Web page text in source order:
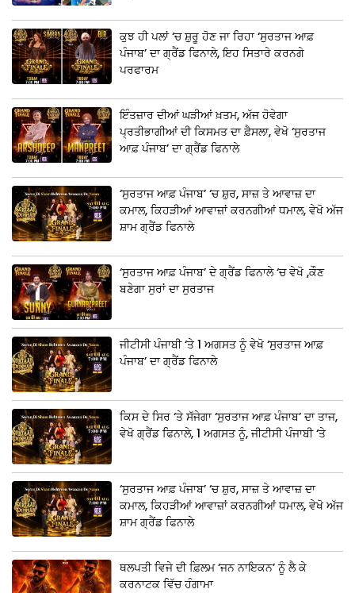
ਕੁਝ ਹੀ ਪਲਾਂ ‘ਚ ਸ਼ੁਰੂ ਹੋਣ ਜਾ ਰਿਹਾ ‘ਸੁਰਤਾਜ ਆਫ਼
ਪੰਜਾਬ’ ਦਾ ਗ੍ਰੈਂਡ ਫਿਨਾਲੇ, ਇਹ ਸਿਤਾਰੇ ਕਰਨਗੇ
ਪਰਫਾਰਮ
ਇੰਤਜ਼ਾਰ ਦੀਆਂ ਘੜੀਆਂ ਖ਼ਤਮ, ਅੱਜ ਹੋਵੇਗਾ
ਪ੍ਰਤੀਭਾਗੀਆਂ ਦੀ ਕਿਸਮਤ ਦਾ ਫ਼ੈਸਲਾ, ਵੇਖੋ ‘ਸੁਰਤਾਜ
ਆਫ਼ ਪੰਜਾਬ’ ਦਾ ਗ੍ਰੈਂਡ ਫਿਨਾਲੇ
‘ਸੁਰਤਾਜ ਆਫ਼ ਪੰਜਾਬ’ ‘ਚ ਸ਼ੁਰ, ਸਾਜ਼ ਤੇ ਆਵਾਜ਼ ਦਾ
ਕਮਾਲ, ਕਿਹੜੀਆਂ ਆਵਾਜ਼ਾਂ ਕਰਨਗੀਆਂ ਧਮਾਲ, ਵੇਖੋ ਅੱਜ
ਸ਼ਾਮ ਗ੍ਰੈਂਡ ਫਿਨਾਲੇ
‘ਸੁਰਤਾਜ ਆਫ਼ ਪੰਜਾਬ’ ਦੇ ਗ੍ਰੈਂਡ ਫਿਨਾਲੇ ‘ਚ ਵੇਖੋ ,ਕੌਣ
ਬਣੇਗਾ ਸੁਰਾਂ ਦਾ ਸੁਰਤਾਜ
ਜੀਟੀਸੀ ਪੰਜਾਬੀ ‘ਤੇ 1 ਅਗਸਤ ਨੂੰ ਵੇਖੋ ‘ਸੁਰਤਾਜ ਆਫ਼
ਪੰਜਾਬ’ ਦਾ ਗ੍ਰੈਂਡ ਫਿਨਾਲੇ
ਕਿਸ ਦੇ ਸਿਰ ‘ਤੇ ਸੱਜੇਗਾ ‘ਸੁਰਤਾਜ ਆਫ਼ ਪੰਜਾਬ’ ਦਾ ਤਾਜ,
ਵੇਖੋ ਗ੍ਰੈਂਡ ਫਿਨਾਲੇ, 1 ਅਗਸਤ ਨੂੰ, ਜੀਟੀਸੀ ਪੰਜਾਬੀ ‘ਤੇ
‘ਸੁਰਤਾਜ ਆਫ਼ ਪੰਜਾਬ’ ‘ਚ ਸ਼ੁਰ, ਸਾਜ਼ ਤੇ ਆਵਾਜ਼ ਦਾ
ਕਮਾਲ, ਕਿਹੜੀਆਂ ਆਵਾਜ਼ਾਂ ਕਰਨਗੀਆਂ ਧਮਾਲ, ਵੇਖੋ ਅੱਜ
ਸ਼ਾਮ ਗ੍ਰੈਂਡ ਫਿਨਾਲੇ
ਥਲਪਤੀ ਵਿਜੇ ਦੀ ਫ਼ਿਲਮ ‘ਜਨ ਨਾਇਕਨ’ ਨੂੰ ਲੈ ਕੇ
ਕਰਨਾਟਕ ਵਿੱਚ ਹੰਗਾਮਾ